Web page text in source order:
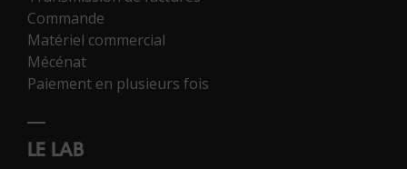
Commande
Matériel commercial
Mécénat
Paiement en plusieurs fois
LE LAB